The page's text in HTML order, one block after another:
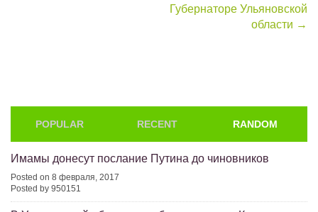
Губернаторе Ульяновской
области →
POPULAR RECENT RANDOM
Имамы донесут послание Путина до чиновников
Posted on 8 февраля, 2017
Posted by 950151